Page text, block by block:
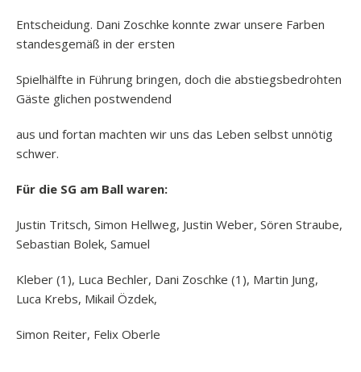
Entscheidung. Dani Zoschke konnte zwar unsere Farben
standesgemäß in der ersten
Spielhälfte in Führung bringen, doch die abstiegsbedrohten
Gäste glichen postwendend
aus und fortan machten wir uns das Leben selbst unnötig
schwer.
Für die SG am Ball waren:
Justin Tritsch, Simon Hellweg, Justin Weber, Sören Straube,
Sebastian Bolek, Samuel
Kleber (1), Luca Bechler, Dani Zoschke (1), Martin Jung,
Luca Krebs, Mikail Özdek,
Simon Reiter, Felix Oberle